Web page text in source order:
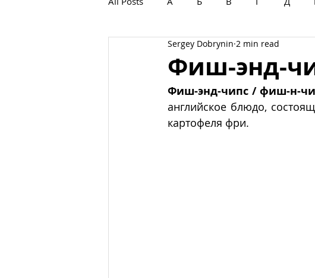
У Ф Х
Фиш-энд-
Sergey Dobrynin 2 min read
Фиш-энд-чипс / фиш-н-
английское блюдо,
картофеля фри.